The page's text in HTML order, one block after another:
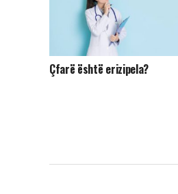
Çfarë është erizipela?